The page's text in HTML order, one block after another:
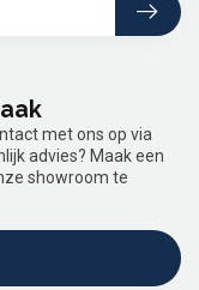
met ons op via
advies? Maak een
showroom te